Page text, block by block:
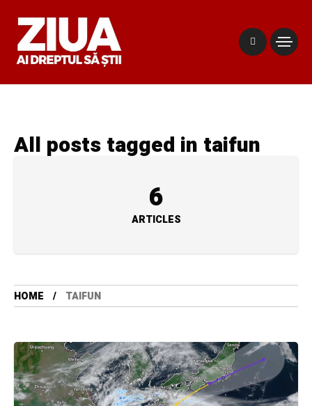
All posts tagged in taifun
6
ARTICLES
HOME TAIFUN